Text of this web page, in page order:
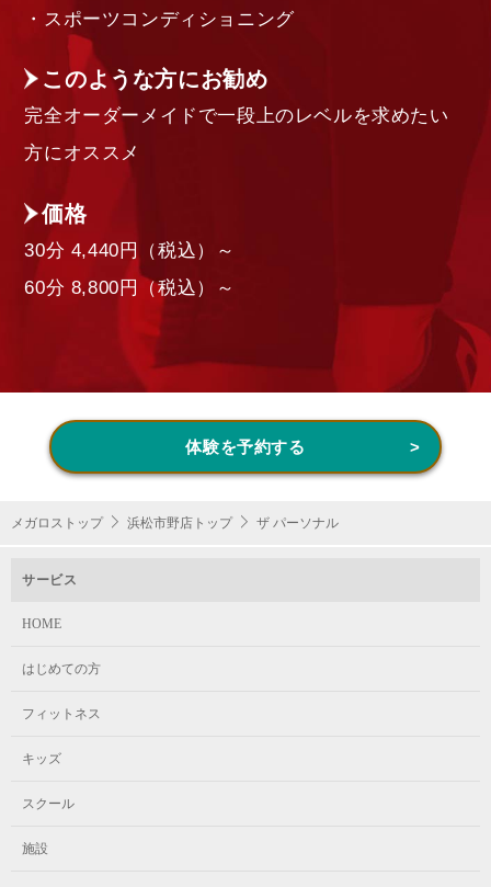
・スポーツコンディショニング
このような方にお勧め
完全オーダーメイドで一段上のレベルを求めたい
方にオススメ
価格
30分 4,440円（税込）～
60分 8,800円（税込）～
体験を予約する
メガロストップ 浜松市野店トップ ザ パーソナル
サービス
HOME
はじめての方
フィットネス
キッズ
スクール
施設